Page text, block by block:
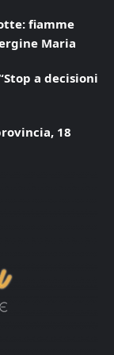
fiamme
Maria
a decisioni
18